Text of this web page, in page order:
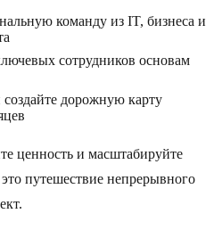
команду из IT, бизнеса и
сотрудников основам
дорожную карту
ценность и масштабируйте
путешествие непрерывного